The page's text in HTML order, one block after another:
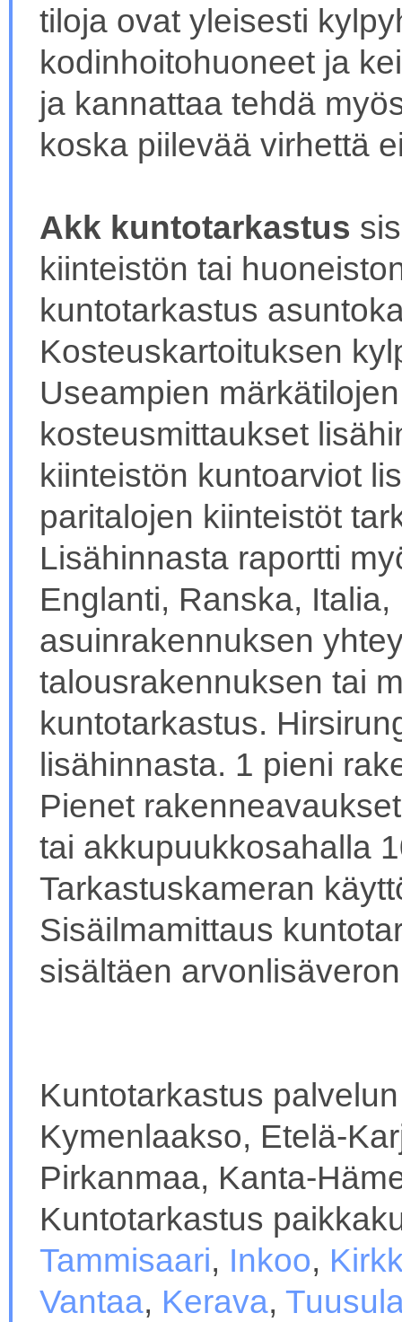
tiloja ovat yleisesti
kodinhoitohuoneet ja
ja kannattaa tehdä
koska piilevää virhettä
Akk kuntotarkastus
kiinteistön tai
kuntotarkastus
Kosteuskartoituksen
Useampien
kosteusmittaukset
kiinteistön kuntoarviot
paritalojen kiinteistöt
Lisähinnasta raportti
Englanti, Ranska,
asuinrakennuksen
talousrakennuksen tai
kuntotarkastus.
lisähinnasta. 1 pieni
Pienet
tai akkupuukkosahalla
Tarkastuskameran
Sisäilmamittaus
sisältäen
Kuntotarkastus
Kymenlaakso, Etelä-
Pirkanmaa, Kanta-
Kuntotarkastus
Tammisaari, Inkoo,
Vantaa, Kerava,